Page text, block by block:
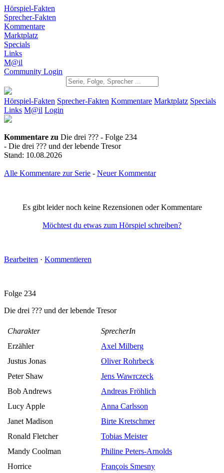
Hörspiel-Fakten
Sprecher-Fakten
Kommentare
Marktplatz
Specials
Links
M@il
Community Login
Hörspiel-Fakten Sprecher-Fakten Kommentare Marktplatz Specials
Links M@il Login
Kommentare zu Die drei ??? - Folge 234
- Die drei ??? und der lebende Tresor
Stand: 10.08.2026
Alle Kommentare zur Serie - Neuer Kommentar
Es gibt leider noch keine Rezensionen oder Kommentare
Möchtest du etwas zum Hörspiel schreiben?
Bearbeiten · Kommentieren
Folge 234
Die drei ??? und der lebende Tresor
Charakter
SprecherIn
Erzähler
Axel Milberg
Justus Jonas
Oliver Rohrbeck
Peter Shaw
Jens Wawrczeck
Bob Andrews
Andreas Fröhlich
Lucy Apple
Anna Carlsson
Janet Madison
Birte Kretschmer
Ronald Fletcher
Tobias Meister
Mandy Coolman
Philine Peters-Arnolds
Horrice
François Smesny